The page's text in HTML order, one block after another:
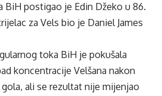
BiH postigao je Edin Džeko u 86.
za Vels bio je Daniel James
toka BiH je pokušala
koncentracije Velšana nakon
ali se rezultat nije mijenjao